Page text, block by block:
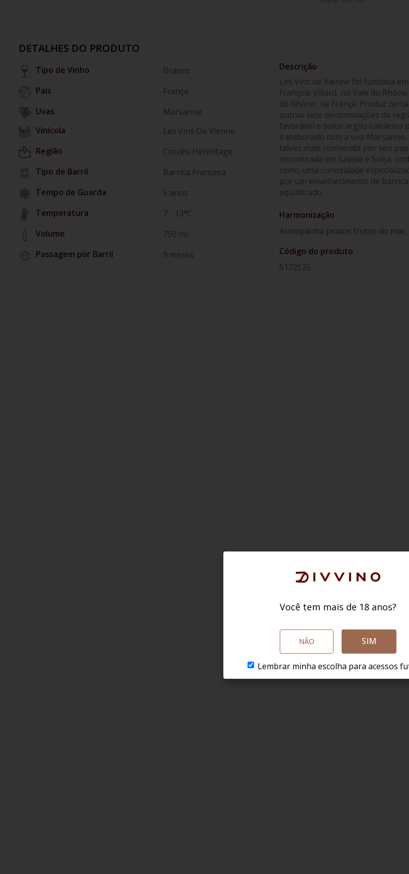
DETALHES DO PRODUTO
Tipo de Vinho
Branco
País
França
Marsanne
Vinícola
Les Vins De Vienne
Região
Crozes-Hermitage
Tipo de Barril
Barrica Francesa
Tempo de Guarda
5 anos
Temperatura
7 - 13°C
Volume
750 ml
Passagem por Barril
9 meses
Les Vins de Vienne foi fundada
François Villard, no Vale do
do Rhône, na França. Produz
outras sete denominações da
favorável e solos argilo-calcários
é elaborado com a uva
talvez mais conhecida por seu
encontrada em Savoie e Suíça,
como uma curiosidade
por um envelhecimento de
equilibrado.
Harmonização
Acompanha pratos frutos do
Código do produto
5122525
Você tem mais de 18 anos?
NÃO SIM
Lembrar minha escolha para acessos